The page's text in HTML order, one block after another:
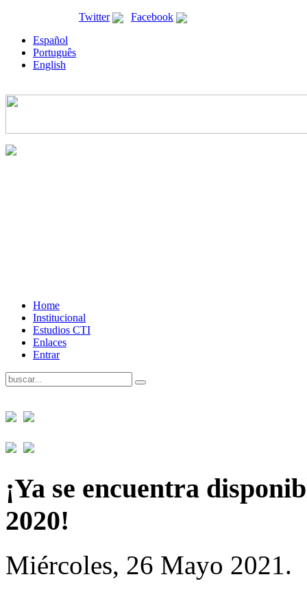
Twitter Facebook
Español
Português
English
Home
Institucional
Estudios CTI
Enlaces
Entrar
¡Ya se encuentra
2020!
Miércoles, 26 Mayo 2021.